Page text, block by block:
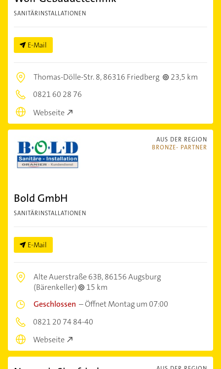
SANITÄRINSTALLATIONEN
E-Mail
Thomas-Dölle-Str. 8,86316 Friedberg
23,5 km
0821 60 28 76
Webseite
AUS DER REGION
BRONZE- PARTNER
Bold GmbH
SANITÄRINSTALLATIONEN
E-Mail
Alte Auerstraße 63B,86156 Augsburg
(Bärenkeller)
15 km
Geschlossen –Öffnet Montag um 07:00
0821 20 74 84-40
Webseite